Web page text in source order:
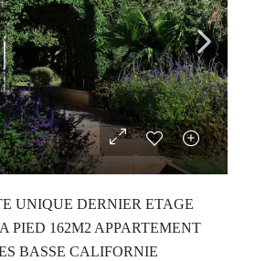
UNIQUE DERNIER ETAGE
PIED 162M2 APPARTEMENT
BASSE CALIFORNIE